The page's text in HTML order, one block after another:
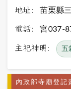
地址: 苗栗縣
電話: 宮037-
主祀神明: 五
內政部寺廟登記